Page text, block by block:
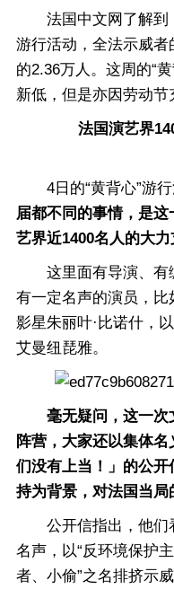
法国中文网了解到
游行活动，全法示威者
的2.36万人。这周的“
新低，但是亦因劳动节
法国演艺界
4日的“黄背心”游行
届都不同的事情，是
艺界近1400名人的大力
这里面有导演、有
有一定名声的演员，比
影星朱丽叶·比诺什，
艾曼纽琵雅。
毫无疑问，这一次
阵营，大家还以集体
们没有上当！」的公
持为背景，对法国当局
公开信指出，他们
名声，以“反环境保护
者、小偷”之名排挤示